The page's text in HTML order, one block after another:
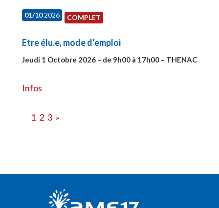
01/102026 COMPLET
Etre élu.e, mode d’emploi
Jeudi 1 Octobre 2026 – de 9h00 à 17h00 – THENAC
Infos
1 2 3 »